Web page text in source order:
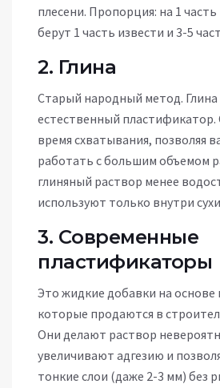
плесени. Пропорция: на 1
берут 1 часть извести и 3-5
2. Глина
Старый народный метод. Глина
естественный пластификатор.
время схватывания, позволяя
работать с большим объемом
глиняный раствор менее
используют только внутри
3. Современные
пластификаторы
Это жидкие добавки на основе
которые продаются в
Они делают раствор
увеличивают адгезию и
тонкие слои (даже 2-3 мм) без